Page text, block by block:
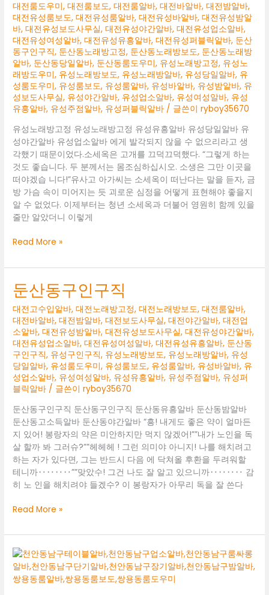
대전룸도우미,대전룸보도,대전룸알바,대전바알바,대전밤알바,
대전유성룸보도,대전유성룸알바,대전유성바알바,대전유성밤알
바,대전유성보도사무실,대전유성야간알바,대전유성업소알바,
대전유성여성알바,대전유성유흥알바,대전유성퍼블릭알바, 둔산
동구인구직, 둔산동노래방고정, 둔산동노래방보도, 둔산동노래방
알바, 둔산동당일알바, 둔산동룸도우미, 유성노래방고정, 유성노
래방도우미, 유성노래방보도, 유성노래방알바, 유성당일알바, 유
성룸도우미, 유성룸보도, 유성룸알바, 유성바알바, 유성밤알바, 유
성보도사무실, 유성야간알바, 유성업소알바, 유성여성알바, 유성
유흥알바, 유성주점알바, 유성퍼블릭알바 / 글쓴이ryboy35670
유성노래방고정 유성노래방고정 유성유흥알바 유성당일알바 유
성야간알바 유성업소알바 에게 발각되지 않을 수 없으리라고 생
각했기 때문이었다.소세옥은 고개를 끄덕끄덕했다. “그렇게 하는
것도 좋습니다. 두 분께서는 몸조심하십시오. 소생은 그만 이곳을
떠야겠습 니다!”유사고 아가씨는 소세옥이 떠난다는 말을 듣자, 금
방 가슴 속이 미어지는 듯 괴로운 심정을 어떻게 표현해야 좋을지
알 수 없었다. 이제부터는 청년 소세옥과 더불어 영원히 함께 있을
줄만 알았더니 이렇게
유
노
방
고
정
Read More »
둔산동구인구직
대전고수입알바,대전노래방고정,대전노래방보도,대전룸알바,
대전바알바,대전밤알바,대전보도사무실,대전야간알바,대전업
소알바,대전유성밤알바,대전유성보도사무실,대전유성야간알바,
대전유성업소알바,대전유성여성알바,대전유성유흥알바, 둔산동
구인구직, 유성구인구직, 유성노래방보도, 유성노래방알바, 유성
당일알바, 유성룸도우미, 유성룸보도, 유성룸알바, 유성바알바, 유
성업소알바, 유성여성알바, 유성유흥알바, 유성주점알바, 유성퍼
블릭알바 / 글쓴이ryboy35670
둔산동구인구직 둔산동구인구직 둔산동유흥알바 둔산동밤알바
둔산동고소득알바 둔산동야간알바 “흥! 내게도 좋은 약이 얼마든
지 있어! 봉랑자의 약은 미안하지만 먹지 않겠어!””내가 노인을 독
살 할까 봐 그러슈?””헤헤헤 ! 그런 의미야 아니지! 나를 해치려고
하는 자가 있다면, 그는 반드시 다음 에 닥쳐올 후환을 두려워할
테니까‥‥‥‥””맞았수! 그건 나도 잘 알고 있으니까‥‥‥‥ 감
히 노 인을 해치려야 들겠수? 이 봉랑자가 아무리 독을 잘 쓴다
둔
동
구
인
구
직
Read More »